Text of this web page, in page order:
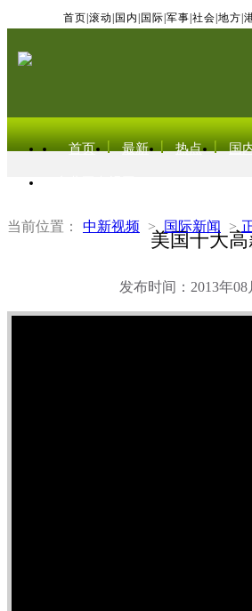
首页 滚动 国内 国际 军事 社会 地方
首页 最新 热点 国
当前位置： 中新视频 > 国际新闻 >
美国十大
发布时间：2013年08